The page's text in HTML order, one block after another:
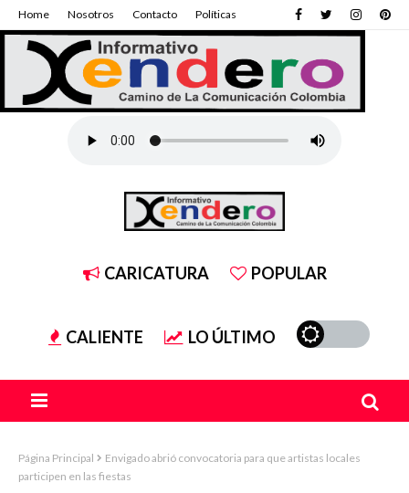
Home Nosotros Contacto Políticas
CARICATURA POPULAR
CALIENTE LO ÚLTIMO
Página Principal
Envigado abrió convocatoria para que artistas locales
participen en las fiestas